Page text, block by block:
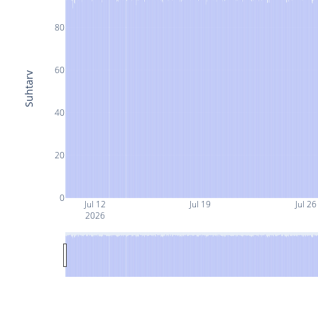
Jul 12
2026
Jul 19 Jul 26
0
20
40
60
80
Suhtarv